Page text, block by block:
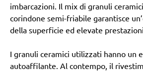
imbarcazioni. Il mix di granuli
corindone semi-friabile garantisce
della superficie ed elevate
I granuli ceramici utilizzati hanno un
autoaffilante. Al contempo, il